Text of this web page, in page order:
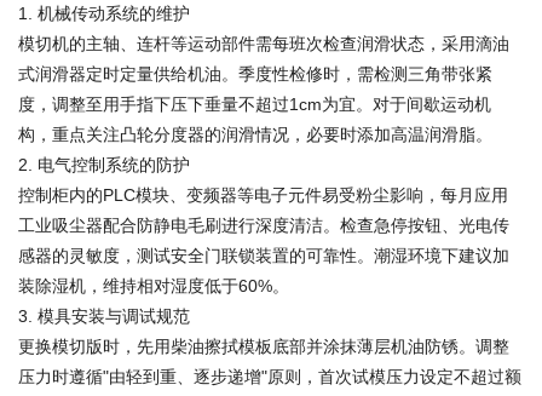
1. 机械传动系统的维护
模切机的主轴、连杆等运动部件需每班次检查润滑状态，采用滴油
式润滑器定时定量供给机油。季度性检修时，需检测三角带张紧
度，调整至用手指下压下垂量不超过1cm为宜。对于间歇运动机
构，重点关注凸轮分度器的润滑情况，必要时添加高温润滑脂。
2. 电气控制系统的防护
控制柜内的PLC模块、变频器等电子元件易受粉尘影响，每月应用
工业吸尘器配合防静电毛刷进行深度清洁。检查急停按钮、光电传
感器的灵敏度，测试安全门联锁装置的可靠性。潮湿环境下建议加
装除湿机，维持相对湿度低于60%。
3. 模具安装与调试规范
更换模切版时，先用柴油擦拭模板底部并涂抹薄层机油防锈。调整
压力时遵循"由轻到重、逐步递增"原则，首次试模压力设定不超过额